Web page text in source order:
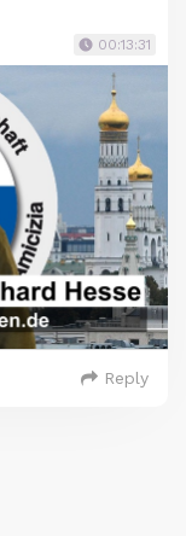
00:13:31
Reply